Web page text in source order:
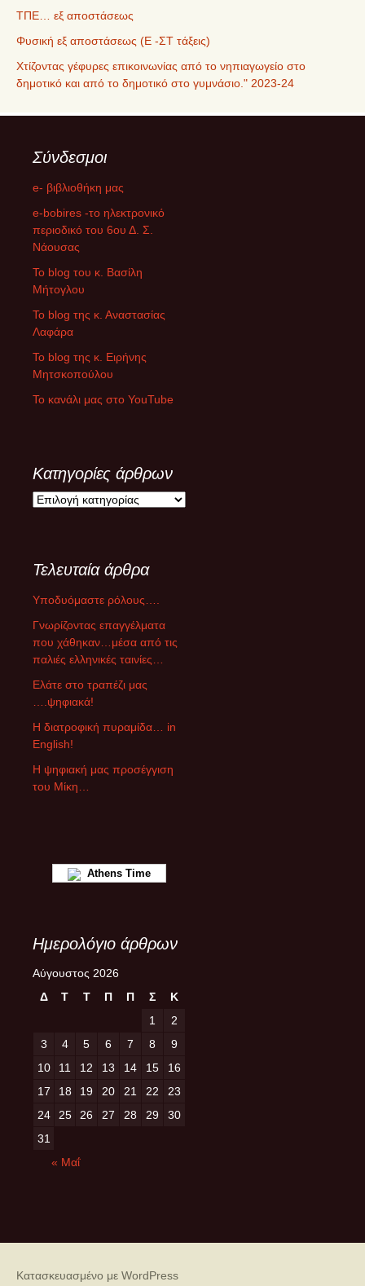
ΤΠΕ… εξ αποστάσεως
Φυσική εξ αποστάσεως (Ε -ΣΤ τάξεις)
Χτίζοντας γέφυρες επικοινωνίας από το νηπιαγωγείο στο
δημοτικό και από το δημοτικό στο γυμνάσιο." 2023-24
Σύνδεσμοι
e- βιβλιοθήκη μας
e-bobires -το ηλεκτρονικό
περιοδικό του 6ου Δ. Σ.
Νάουσας
To blog του κ. Βασίλη
Μήτογλου
Το blog της κ. Αναστασίας
Λαφάρα
Το blog της κ. Ειρήνης
Μητσκοπούλου
Το κανάλι μας στο YouTube
Κατηγορίες άρθρων
Κ
γ
ρ
ί
ρ
θ
ρ
ω
Τελευταία άρθρα
Υποδυόμαστε ρόλους….
Γνωρίζοντας επαγγέλματα
που χάθηκαν…μέσα από τις
παλιές ελληνικές ταινίες…
Ελάτε στο τραπέζι μας
….ψηφιακά!
Η διατροφική πυραμίδα… in
English!
Η ψηφιακή μας προσέγγιση
του Μίκη…
Athens Time
Ημερολόγιο άρθρων
Αύγουστος 2026
Δ
Τ Τ Π Π Σ Κ
« Μαΐ
1
2
3
4 5 6 7 8
9
10
11 12 13 14 15
16
17
18 19 20 21 22
23
24
25 26 27 28 29
30
31
Κατασκευασμένο με WordPress